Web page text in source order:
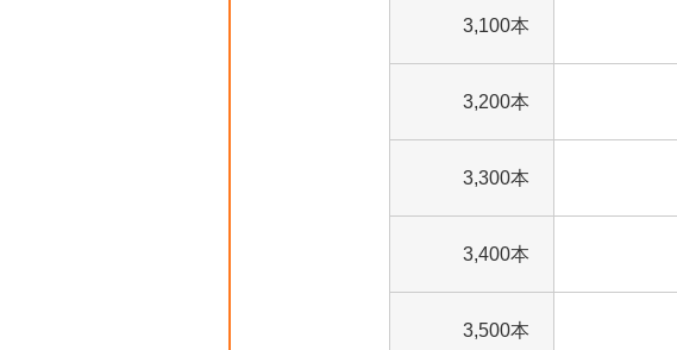
3,100本
3,200本
3,300本
3,400本
3,500本